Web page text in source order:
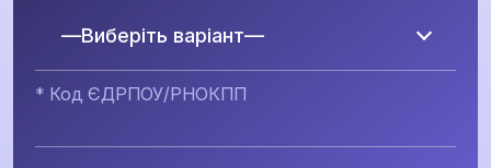
—Виберіть варіант—
* Код ЄДРПОУ/РНОКПП